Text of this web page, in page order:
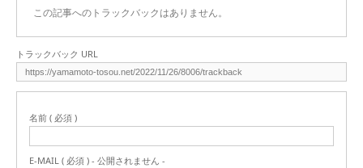
この記事へのトラックバックはありません。
トラックバック URL
名前 ( 必須 )
E-MAIL ( 必須 ) - 公開されません -